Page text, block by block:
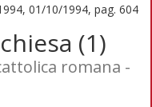
01/10/1994, pag. 604
(1)
romana -